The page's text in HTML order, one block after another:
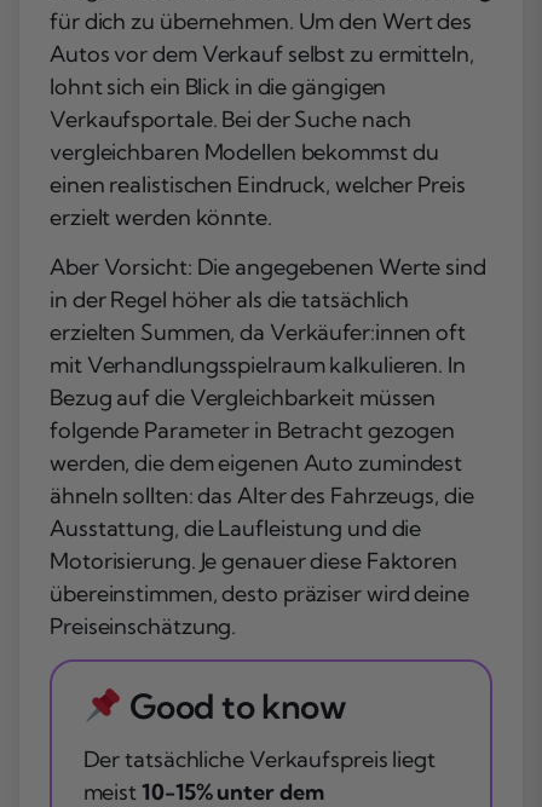
für dich zu übernehmen. Um den Wert des
Autos vor dem Verkauf selbst zu ermitteln,
lohnt sich ein Blick in die gängigen
Verkaufsportale. Bei der Suche nach
vergleichbaren Modellen bekommst du
einen realistischen Eindruck, welcher Preis
erzielt werden könnte.
Aber Vorsicht: Die angegebenen Werte sind
in der Regel höher als die tatsächlich
erzielten Summen, da Verkäufer:innen oft
mit Verhandlungsspielraum kalkulieren. In
Bezug auf die Vergleichbarkeit müssen
folgende Parameter in Betracht gezogen
werden, die dem eigenen Auto zumindest
ähneln sollten: das Alter des Fahrzeugs, die
Ausstattung, die Laufleistung und die
Motorisierung. Je genauer diese Faktoren
übereinstimmen, desto präziser wird deine
Preiseinschätzung.
Good to know
Der tatsächliche Verkaufspreis liegt
meist10-15% unter dem